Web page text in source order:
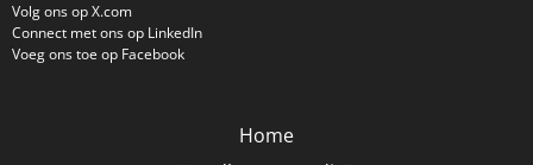
Volg ons op X.com
Connect met ons op LinkedIn
Voeg ons toe op Facebook
Home